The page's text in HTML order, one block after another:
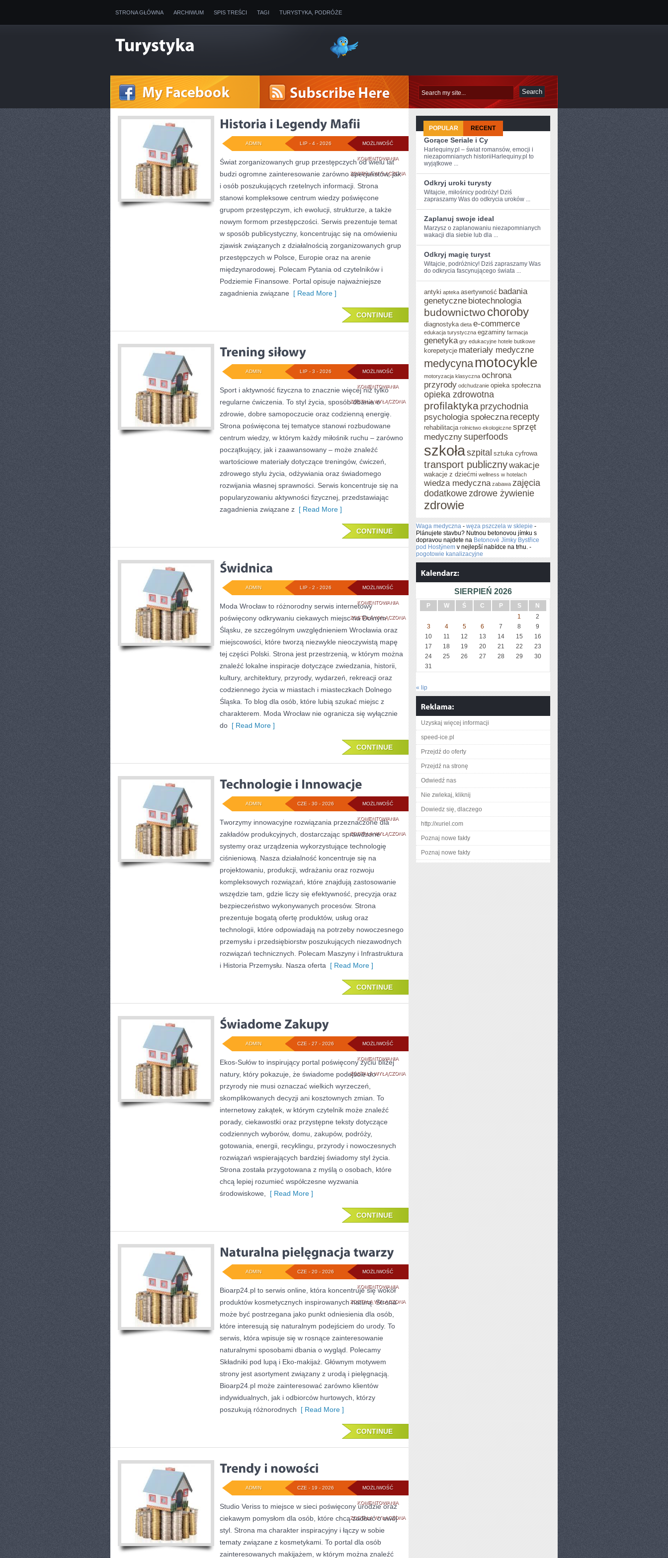
STRONA GŁÓWNA ARCHIWUM SPIS TREŚCI TAGI TURYSTYKA, PODRÓŻE
MOŻLIWOŚĆ
KOMENTOWANIAHISTORIA
I
LEGENDY
MAFII
ZOSTAŁA WYŁĄCZONA
LIP - 4 - 2026
ADMIN
Świat zorganizowanych grup przestępczych od wielu lat
budzi ogromne zainteresowanie zarówno specjalistów, jak
i osób poszukujących rzetelnych informacji. Strona
stanowi kompleksowe centrum wiedzy poświęcone
grupom przestępczym, ich ewolucji, strukturze, a także
nowym formom przestępczości. Serwis prezentuje temat
w sposób publicystyczny, koncentrując się na omówieniu
zjawisk związanych z działalnością zorganizowanych grup
przestępczych w Polsce, Europie oraz na arenie
międzynarodowej. Polecam Pytania od czytelników i
Podziemie Finansowe. Portal opisuje najważniejsze
zagadnienia związane [ Read More ]
CONTINUE
MOŻLIWOŚĆ
KOMENTOWANIATRENING
SIŁOWY
ZOSTAŁA WYŁĄCZONA
LIP - 3 - 2026
ADMIN
Sport i aktywność fizyczna to znacznie więcej niż tylko
regularne ćwiczenia. To styl życia, sposób dbania o
zdrowie, dobre samopoczucie oraz codzienną energię.
Strona poświęcona tej tematyce stanowi rozbudowane
centrum wiedzy, w którym każdy miłośnik ruchu – zarówno
początkujący, jak i zaawansowany – może znaleźć
wartościowe materiały dotyczące treningów, ćwiczeń,
zdrowego stylu życia, odżywiania oraz świadomego
rozwijania własnej sprawności. Serwis koncentruje się na
popularyzowaniu aktywności fizycznej, przedstawiając
zagadnienia związane z [ Read More ]
CONTINUE
MOŻLIWOŚĆ
KOMENTOWANIAŚWIDNICA
ZOSTAŁA WYŁĄCZONA
LIP - 2 - 2026
ADMIN
Moda Wrocław to różnorodny serwis internetowy
poświęcony odkrywaniu ciekawych miejsc na Dolnym
Śląsku, ze szczególnym uwzględnieniem Wrocławia oraz
miejscowości, które tworzą niezwykle nieoczywistą mapę
tej części Polski. Strona jest przestrzenią, w którym można
znaleźć lokalne inspiracje dotyczące zwiedzania, historii,
kultury, architektury, przyrody, wydarzeń, rekreacji oraz
codziennego życia w miastach i miasteczkach Dolnego
Śląska. To blog dla osób, które lubią szukać miejsc z
charakterem. Moda Wrocław nie ogranicza się wyłącznie
do [ Read More ]
CONTINUE
MOŻLIWOŚĆ
KOMENTOWANIATECHNOLOGIE
I
INNOWACJE
ZOSTAŁA WYŁĄCZONA
CZE - 30 - 2026
ADMIN
Tworzymy innowacyjne rozwiązania przeznaczone dla
zakładów produkcyjnych, dostarczając sprawdzone
systemy oraz urządzenia wykorzystujące technologię
ciśnieniową. Nasza działalność koncentruje się na
projektowaniu, produkcji, wdrażaniu oraz rozwoju
kompleksowych rozwiązań, które znajdują zastosowanie
wszędzie tam, gdzie liczy się efektywność, precyzja oraz
bezpieczeństwo wykonywanych procesów. Strona
prezentuje bogatą ofertę produktów, usług oraz
technologii, które odpowiadają na potrzeby nowoczesnego
przemysłu i przedsiębiorstw poszukujących niezawodnych
rozwiązań technicznych. Polecam Maszyny i Infrastruktura
i Historia Przemysłu. Nasza oferta [ Read More ]
CONTINUE
MOŻLIWOŚĆ
KOMENTOWANIAŚWIADOME
ZAKUPY
ZOSTAŁA WYŁĄCZONA
CZE - 27 - 2026
ADMIN
Ekos-Sułów to inspirujący portal poświęcony życiu bliżej
natury, który pokazuje, że świadome podejście do
przyrody nie musi oznaczać wielkich wyrzeczeń,
skomplikowanych decyzji ani kosztownych zmian. To
internetowy zakątek, w którym czytelnik może znaleźć
porady, ciekawostki oraz przystępne teksty dotyczące
codziennych wyborów, domu, zakupów, podróży,
gotowania, energii, recyklingu, przyrody i nowoczesnych
rozwiązań wspierających bardziej świadomy styl życia.
Strona została przygotowana z myślą o osobach, które
chcą lepiej rozumieć współczesne wyzwania
środowiskowe,
[ Read More ]
CONTINUE
MOŻLIWOŚĆ
KOMENTOWANIANATURALNA
PIELĘGNACJA
TWARZY
ZOSTAŁA WYŁĄCZONA
CZE - 20 - 2026
ADMIN
Bioarp24.pl to serwis online, która koncentruje się wokół
produktów kosmetycznych inspirowanych naturą. Strona
może być postrzegana jako punkt odniesienia dla osób,
które interesują się naturalnym podejściem do urody. To
serwis, która wpisuje się w rosnące zainteresowanie
naturalnymi sposobami dbania o wygląd. Polecamy
Składniki pod lupą i Eko-makijaż. Głównym motywem
strony jest asortyment związany z urodą i pielęgnacją.
Bioarp24.pl może zainteresować zarówno klientów
indywidualnych, jak i odbiorców hurtowych, którzy
poszukują różnorodnych [ Read More ]
CONTINUE
MOŻLIWOŚĆ
KOMENTOWANIATRENDY
I
NOWOŚCI
ZOSTAŁA WYŁĄCZONA
CZE - 19 - 2026
ADMIN
Studio Veriss to miejsce w sieci poświęcony urodzie oraz
ciekawym pomysłom dla osób, które chcą zadbać o swój
styl. Strona ma charakter inspiracyjny i łączy w sobie
tematy związane z kosmetykami. To portal dla osób
zainteresowanych makijażem, w którym można znaleźć
POPULAR RECENT
Gorące Seriale i Cy
Harlequiny.pl – świat romansów, emocji i
niezapomnianych historiiHarlequiny.pl to
wyjątkowe ...
Odkryj uroki turysty
Witajcie, miłośnicy podróży!⁤ Dziś
zapraszamy Was do odkrycia uroków ...
Zaplanuj swoje ideal
Marzysz o ‍zaplanowaniu⁢ niezapomnianych
wakacji dla siebie lub dla⁣ ...
Odkryj magię turyst
Witajcie, podróżnicy!​ Dziś zapraszamy Was
do ‌odkrycia fascynującego świata​ ...
antyki apteka asertywność badania
genetyczne biotechnologia
budownictwo choroby
diagnostyka dieta e-commerce
edukacja turystyczna egzaminy farmacja
genetyka gry edukacyjne hotele butikowe
korepetycje materiały medyczne
medycyna motocykle
motoryzacja klasyczna ochrona
przyrody odchudzanie opieka społeczna
opieka zdrowotna
profilaktyka przychodnia
psychologia społeczna recepty
rehabilitacja rolnictwo ekologiczne sprzęt
medycznysuperfoods
szkołaszpital sztuka cyfrowa
transport publicznywakacje
wakacje z dziećmi wellness w hotelach
wiedza medyczna zabawa zajęcia
dodatkowezdrowe żywienie
zdrowie
Waga medyczna - węza pszczela w sklepie -
Plánujete stavbu? Nutnou betonovou jímku s
dopravou najdete na Betonové Jímky Bystřice
pod Hostýnem v nejlepší nabídce na trhu. -
pogotowie kanalizacyjne
SIERPIEŃ 2026
P W Ś C P S
N
1
2
3
4 5 6 7 8
9
10
11 12 13 14 15
16
17
18 19 20 21 22
23
24
25 26 27 28 29
30
31
« lip
Uzyskaj więcej informacji
speed-ice.pl
Przejdź do oferty
Przejdź na stronę
Odwiedź nas
Nie zwlekaj, kliknij
Dowiedz się, dlaczego
http://xuriel.com
Poznaj nowe fakty
Poznaj nowe fakty